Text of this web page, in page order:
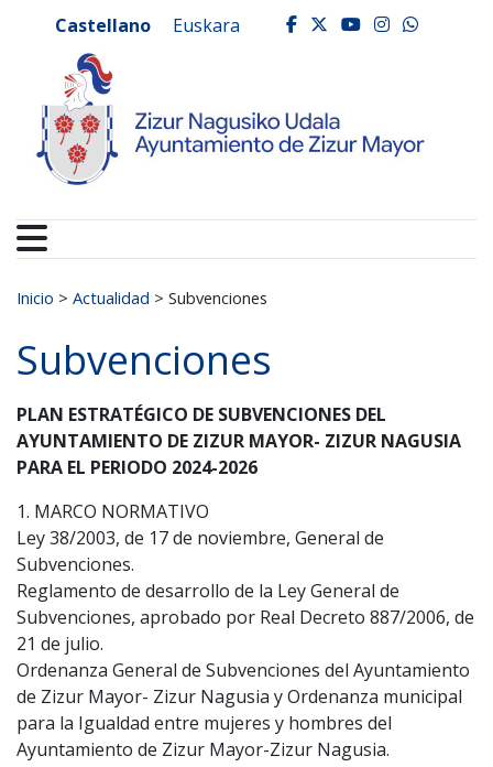
Ayuntamiento de
Castellano Euskara facebook
twitter
youtube
Buscar:
Inicio > Actualidad > Subvenciones
Subvenciones
PLAN ESTRATÉGICO DE SUBVENCIONES DEL
AYUNTAMIENTO DE ZIZUR MAYOR- ZIZUR NAGUSIA
PARA EL PERIODO 2024-2026
1. MARCO NORMATIVO
Ley 38/2003, de 17 de noviembre, General de
Subvenciones.
Reglamento de desarrollo de la Ley General de
Subvenciones, aprobado por Real Decreto 887/2006, de
21 de julio.
Ordenanza General de Subvenciones del Ayuntamiento
de Zizur Mayor- Zizur Nagusia y Ordenanza municipal
para la Igualdad entre mujeres y hombres del
Ayuntamiento de Zizur Mayor-Zizur Nagusia.